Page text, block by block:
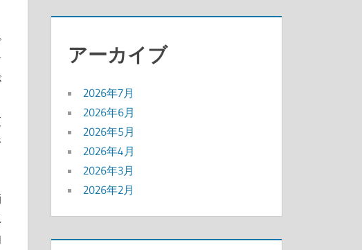
アーカイブ
2026年7月
2026年6月
2026年5月
2026年4月
2026年3月
2026年2月